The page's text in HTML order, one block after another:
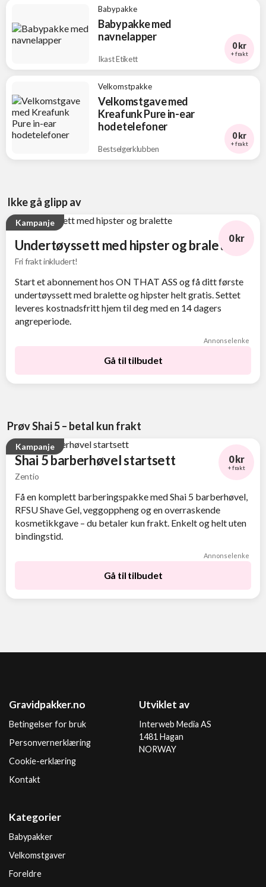
Babypakke
Babypakke med
navnelapper
Ikast Etikett
0 kr
+ frakt
Velkomstpakke
Velkomstgave med
Kreafunk Pure in-ear
hodetelefoner
Bestselgerklubben
0 kr
+ frakt
Ikke gå glipp av
Kampanje
Undertøyssett med hipster og bralette
Fri frakt inkludert!
0 kr
Start et abonnement hos ON THAT ASS og få ditt første
undertøyssett med bralette og hipster helt gratis. Settet
leveres kostnadsfritt hjem til deg med en 14 dagers
angreperiode.
Annonselenke
Gå til tilbudet
Prøv Shai 5 – betal kun frakt
Kampanje
Shai 5 barberhøvel startsett
Zentio
0 kr
+ frakt
Få en komplett barberingspakke med Shai 5 barberhøvel,
RFSU Shave Gel, veggoppheng og en overraskende
kosmetikkgave – du betaler kun frakt. Enkelt og helt uten
bindingstid.
Annonselenke
Gå til tilbudet
Gravidpakker.no
Betingelser for bruk
Personvernerklæring
Cookie-erklæring
Kontakt
Utviklet av
Interweb Media AS
1481 Hagan
NORWAY
Kategorier
Babypakker
Velkomstgaver
Foreldre